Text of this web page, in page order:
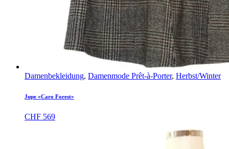
Damenbekleidung, Damenmode Prêt-à-Porter, Herbst/Winter
Jupe «Caro Forest»
CHF 569